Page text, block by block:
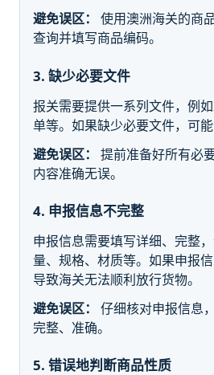
避免误区：
使用澳洲海关的商
查询并填写商品编码。
3. 缺少必要文件
报关需要提供一系列文件，例
单等。如果缺少必要文件，可能
避免误区：
提前准备好所有必
内容准确无误。
4. 申报信息不完整
申报信息需要填写详细、完整
量、规格、材质等。如果申报
导致海关无法顺利放行货物。
避免误区：
仔细核对申报信息
完整、准确。
5. 错误地判断商品性质